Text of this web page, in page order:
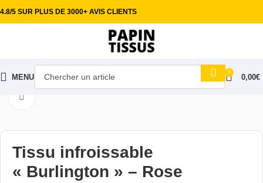
4.8/5 SUR PLUS DE 3000+ AVIS CLIENTS
MENU
0
0,00€
Tissu Burlington
Tissu infroissable
« Burlington » – Rose